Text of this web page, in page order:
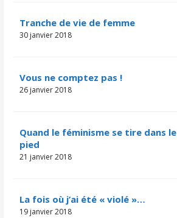
Tranche de vie de femme
30 janvier 2018
Vous ne comptez pas !
26 janvier 2018
Quand le féminisme se tire dans le
pied
21 janvier 2018
La fois où j’ai été « violé »…
19 janvier 2018